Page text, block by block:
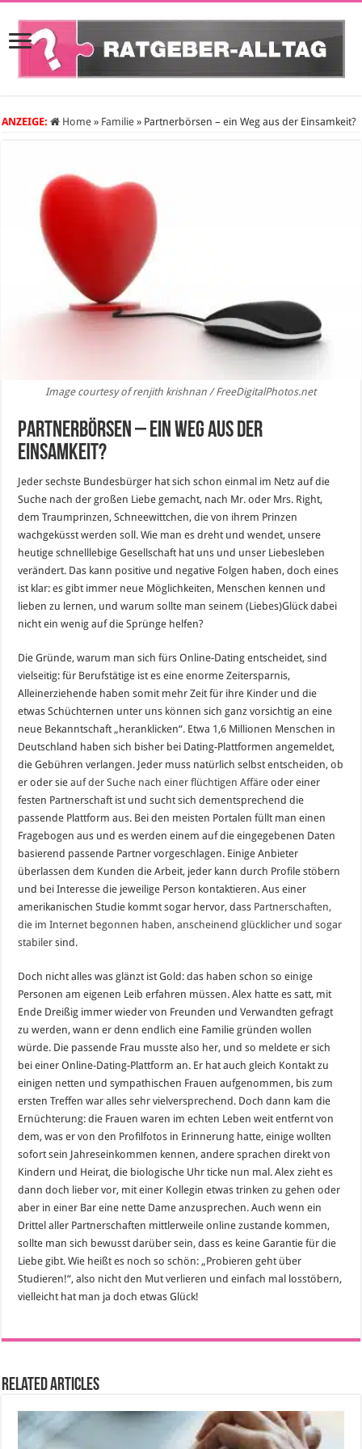
ANZEIGE: Home » Familie » Partnerbörsen – ein Weg aus der Einsamkeit?
Image courtesy of renjith krishnan / FreeDigitalPhotos.net
Partnerbörsen – ein Weg aus der
Einsamkeit?
Jeder sechste Bundesbürger hat sich schon einmal im Netz auf die
Suche nach der großen Liebe gemacht, nach Mr. oder Mrs. Right,
dem Traumprinzen, Schneewittchen, die von ihrem Prinzen
wachgeküsst werden soll. Wie man es dreht und wendet, unsere
heutige schnelllebige Gesellschaft hat uns und unser Liebesleben
verändert. Das kann positive und negative Folgen haben, doch eines
ist klar: es gibt immer neue Möglichkeiten, Menschen kennen und
lieben zu lernen, und warum sollte man seinem (Liebes)Glück dabei
nicht ein wenig auf die Sprünge helfen?
Die Gründe, warum man sich fürs Online-Dating entscheidet, sind
vielseitig: für Berufstätige ist es eine enorme Zeitersparnis,
Alleinerziehende haben somit mehr Zeit für ihre Kinder und die
etwas Schüchternen unter uns können sich ganz vorsichtig an eine
neue Bekanntschaft „heranklicken“. Etwa 1,6 Millionen Menschen in
Deutschland haben sich bisher bei Dating-Plattformen angemeldet,
die Gebühren verlangen. Jeder muss natürlich selbst entscheiden, ob
er oder sieauf der Suche nach einer flüchtigen Affäre oder einer
festen Partnerschaft ist und sucht sich dementsprechend die
passende Plattform aus. Bei den meisten Portalen füllt man einen
Fragebogen aus und es werden einem auf die eingegebenen Daten
basierend passende Partner vorgeschlagen. Einige Anbieter
überlassen dem Kunden die Arbeit, jeder kann durch Profile stöbern
und bei Interesse die jeweilige Person kontaktieren. Aus einer
amerikanischen Studie kommt sogar hervor, dass Partnerschaften,
die im Internet begonnen haben, anscheinend glücklicher und sogar
stabiler sind.
Doch nicht alles was glänzt ist Gold: das haben schon so einige
Personen am eigenen Leib erfahren müssen. Alex hatte es satt, mit
Ende Dreißig immer wieder von Freunden und Verwandten gefragt
zu werden, wann er denn endlich eine Familie gründen wollen
würde. Die passende Frau musste also her, und so meldete er sich
bei einer Online-Dating-Plattform an. Er hat auch gleich Kontakt zu
einigen netten und sympathischen Frauen aufgenommen, bis zum
ersten Treffen war alles sehr vielversprechend. Doch dann kam die
Ernüchterung: die Frauen waren im echten Leben weit entfernt von
dem, was er von den Profilfotos in Erinnerung hatte, einige wollten
sofort sein Jahreseinkommen kennen, andere sprachen direkt von
Kindern und Heirat, die biologische Uhr ticke nun mal. Alex zieht es
dann doch lieber vor, mit einer Kollegin etwas trinken zu gehen oder
aber in einer Bar eine nette Dame anzusprechen. Auch wenn ein
Drittel aller Partnerschaften mittlerweile online zustande kommen,
sollte man sich bewusst darüber sein, dass es keine Garantie für die
Liebe gibt. Wie heißt es noch so schön: „Probieren geht über
Studieren!“, also nicht den Mut verlieren und einfach mal losstöbern,
vielleicht hat man ja doch etwas Glück!
Related Articles